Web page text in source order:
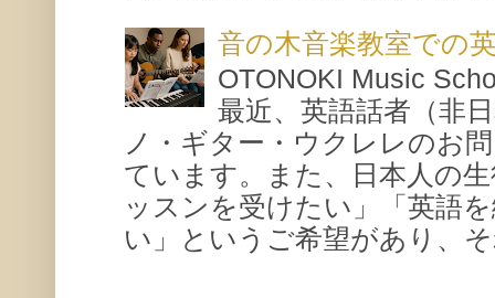
音の木音楽教室での
OTONOKI Music
最近、英語話者（非
ノ・ギター・ウクレレのお
ています。また、日本人の
ッスンを受けたい」「英語
い」というご希望があり、